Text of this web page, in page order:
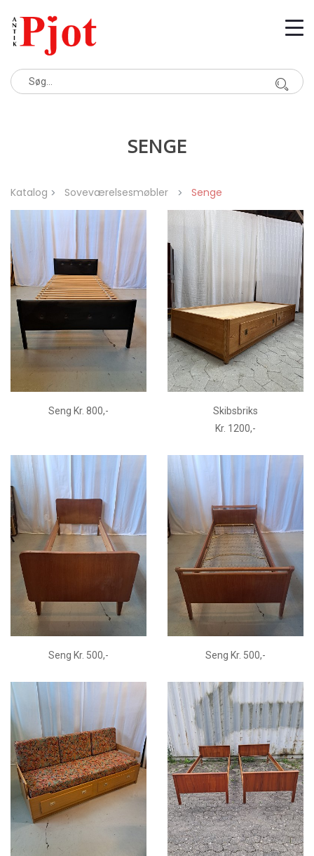
SENGE
Katalog Soveværelsesmøbler Senge
Seng Kr. 800,-
Skibsbriks
Kr. 1200,-
Seng Kr. 500,- Seng Kr. 500,-